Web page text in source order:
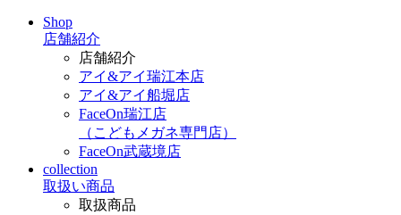
Shop
店舗紹介
店舗紹介
アイ&アイ瑞江本店
アイ&アイ船堀店
FaceOn瑞江店
（こどもメガネ専門店）
FaceOn武蔵境店
collection
取扱い商品
取扱商品